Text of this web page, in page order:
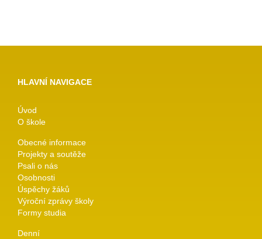
HLAVNÍ NAVIGACE
Úvod
O škole
Obecné informace
Projekty a soutěže
Psali o nás
Osobnosti
Úspěchy žáků
Výroční zprávy školy
Formy studia
Denní